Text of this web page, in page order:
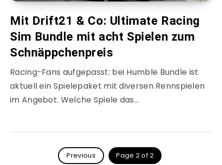
Mit Drift21 & Co: Ultimate Racing
Sim Bundle mit acht Spielen zum
Schnäppchenpreis
Racing-Fans aufgepasst: bei Humble Bundle ist
aktuell ein Spielepaket mit diversen Rennspielen
im Angebot. Welche Spiele das…
Previous Page 2 of 2